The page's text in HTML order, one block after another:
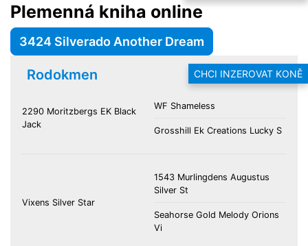
CHCI INZEROVAT KONĚ
Plemenná kniha online
3424 Silverado Another Dream
Rodokmen
2290 Moritzbergs EK Black
Jack
WF Shameless
Grosshill Ek Creations Lucky S
Vixens Silver Star
1543 Murlingdens Augustus
Silver St
Seahorse Gold Melody Orions
Vi